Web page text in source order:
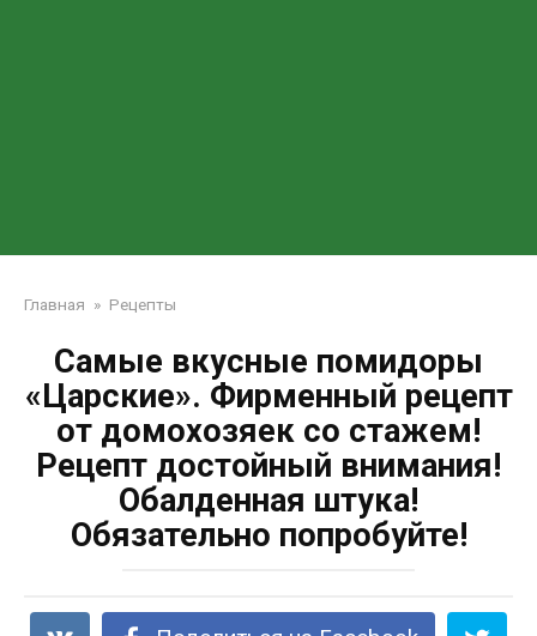
Главная » Рецепты
Самые вкусные помидоры
«Царские». Фирменный рецепт
от домохозяек со стажем!
Рецепт достойный внимания!
Обалденная штука!
Обязательно попробуйте!